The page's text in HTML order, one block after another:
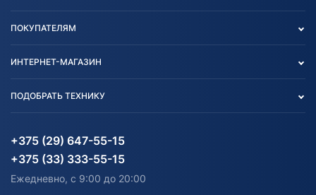
Блог
Карта сайта
ПОКУПАТЕЛЯМ
Согласие на обработку
Информация до получения
согласия на обработку
Доставка
ИНТЕРНЕТ-МАГАЗИН
Агротехника
Водный транспорт
Электротранспорт
Здоровье
ПОДОБРАТЬ ТЕХНИКУ
Агротехника
Электротранспорт
+375 (29) 647-55-15
+375 (33) 333-55-15
Ежедневно, с 9:00 до 20:00